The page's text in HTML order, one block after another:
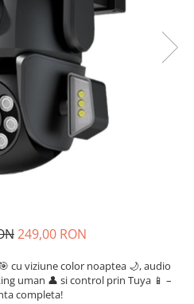
249,00 RON
cu viziune color noaptea 🌙, audio
uman 👤 si control prin Tuya 📱 –
completa!